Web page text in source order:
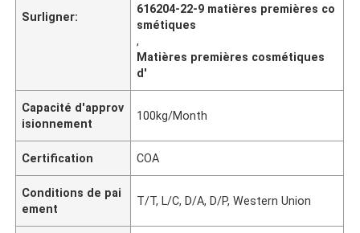
Surligner:
616204-22-9 matières premières co
smétiques
,
Matières premières cosmétiques
d'
Capacité d'approv
isionnement
100kg/Month
Certification COA
Conditions de pai
ement
T/T, L/C, D/A, D/P, Western Union